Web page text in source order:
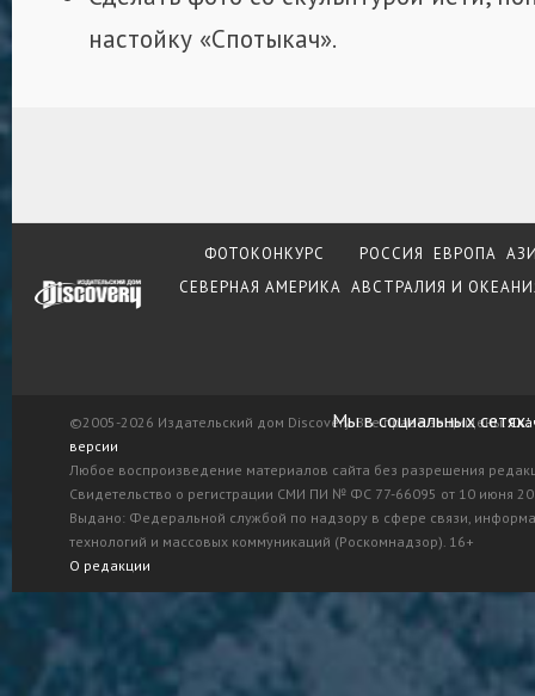
настойку «Спотыкач».
ФОТОКОНКУРС РОССИЯ ЕВРОПА
СЕВЕРНАЯ АМЕРИКА АВСТРАЛИЯ И
©2005-2026 Издательский дом Discovery. Все права защищены.
версии
Любое воспроизведение материалов сайта без разрешения
Свидетельство о регистрации СМИ ПИ № ФС 77-66095 от 10 июня
Выдано: Федеральной службой по надзору в сфере связи,
технологий и массовых коммуникаций (Роскомнадзор). 16+
О редакции
Мы в социальных сетях: